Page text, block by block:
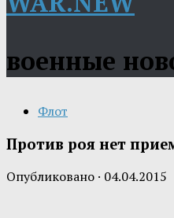
военные
Флот
Против роя нет
Опубликовано · 04.04.2015